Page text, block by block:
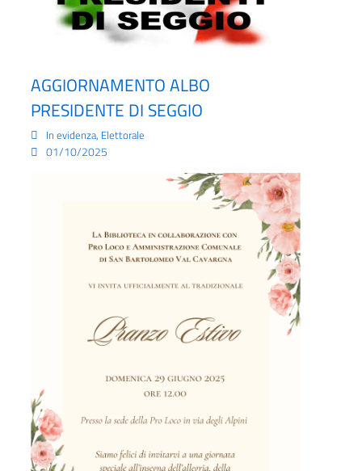
AGGIORNAMENTO ALBO
PRESIDENTE DI SEGGIO
In evidenza, Elettorale
01/10/2025